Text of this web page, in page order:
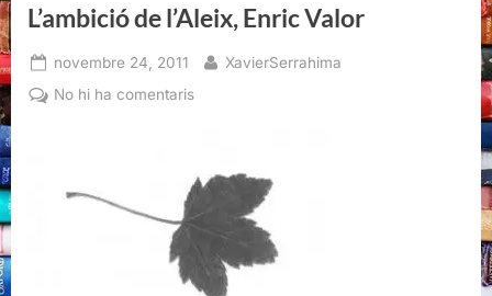
L’ambició de l’Aleix, Enric Valor
Posted
on
novembre 24, 2011 By
XavierSerrahima
No hi ha comentarisa
Enric
Valor